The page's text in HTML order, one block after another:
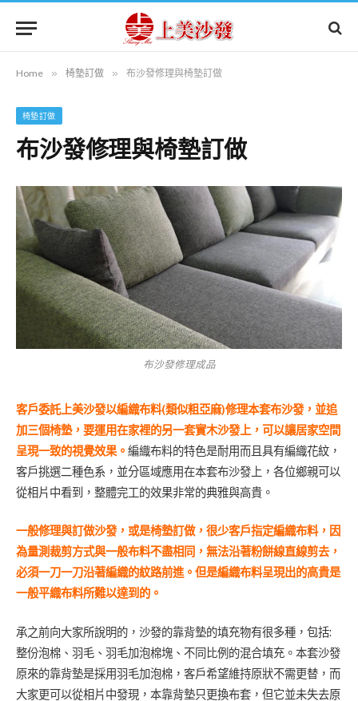
Home » 椅墊訂做 » 布沙發修理與椅墊訂做
椅墊訂做
布沙發修理與椅墊訂做
布沙發修理成品
客戶委託上美沙發以編織布料(類似粗亞麻)修理本套布沙發，並追
加三個椅墊，要運用在家裡的另一套實木沙發上，可以讓居家空間
呈現一致的視覺效果。 編織布料的特色是耐用而且具有編織花紋，
客戶挑選二種色系，並分區域應用在本套布沙發上，各位鄉親可以
從相片中看到，整體完工的效果非常的典雅與高貴。
一般修理與訂做沙發，或是椅墊訂做，很少客戶指定編織布料，因
為量測裁剪方式與一般布料不盡相同，無法沿著粉餅線直線剪去，
必須一刀一刀沿著編織的紋路前進。但是編織布料呈現出的高貴是
一般平織布料所難以達到的。
承之前向大家所說明的，沙發的靠背墊的填充物有很多種，包括:
整份泡棉、羽毛、羽毛加泡棉塊、不同比例的混合填充。本套沙發
原來的靠背墊是採用羽毛加泡棉，客戶希望維持原狀不需更替，而
大家更可以從相片中發現，本靠背墊只更換布套，但它並未失去原